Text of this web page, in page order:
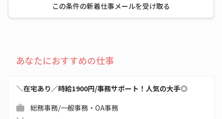
この条件の新着仕事メールを受け取る
あなたにおすすめの仕事
＼在宅あり／時給1900円/事務サポート！人気の大手◎
総務事務/一般事務・OA事務